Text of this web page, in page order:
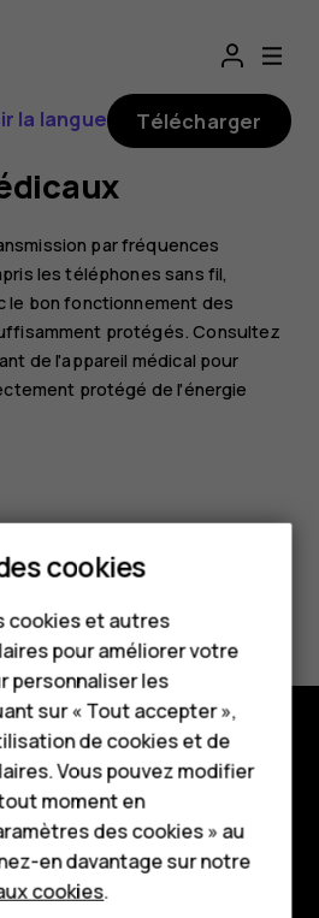
classiques
M
la langue Télécharger
par fréquences
les téléphones sans fil,
le bon fonctionnement des
protégés. Consultez
de l'appareil médical pour
protégé de l'énergie
cookies
cookies et autres
pour améliorer votre
personnaliser les
sur « Tout accepter »,
de cookies et de
Vous pouvez modifier
moment en
des cookies » au
en davantage sur notre
cookies.